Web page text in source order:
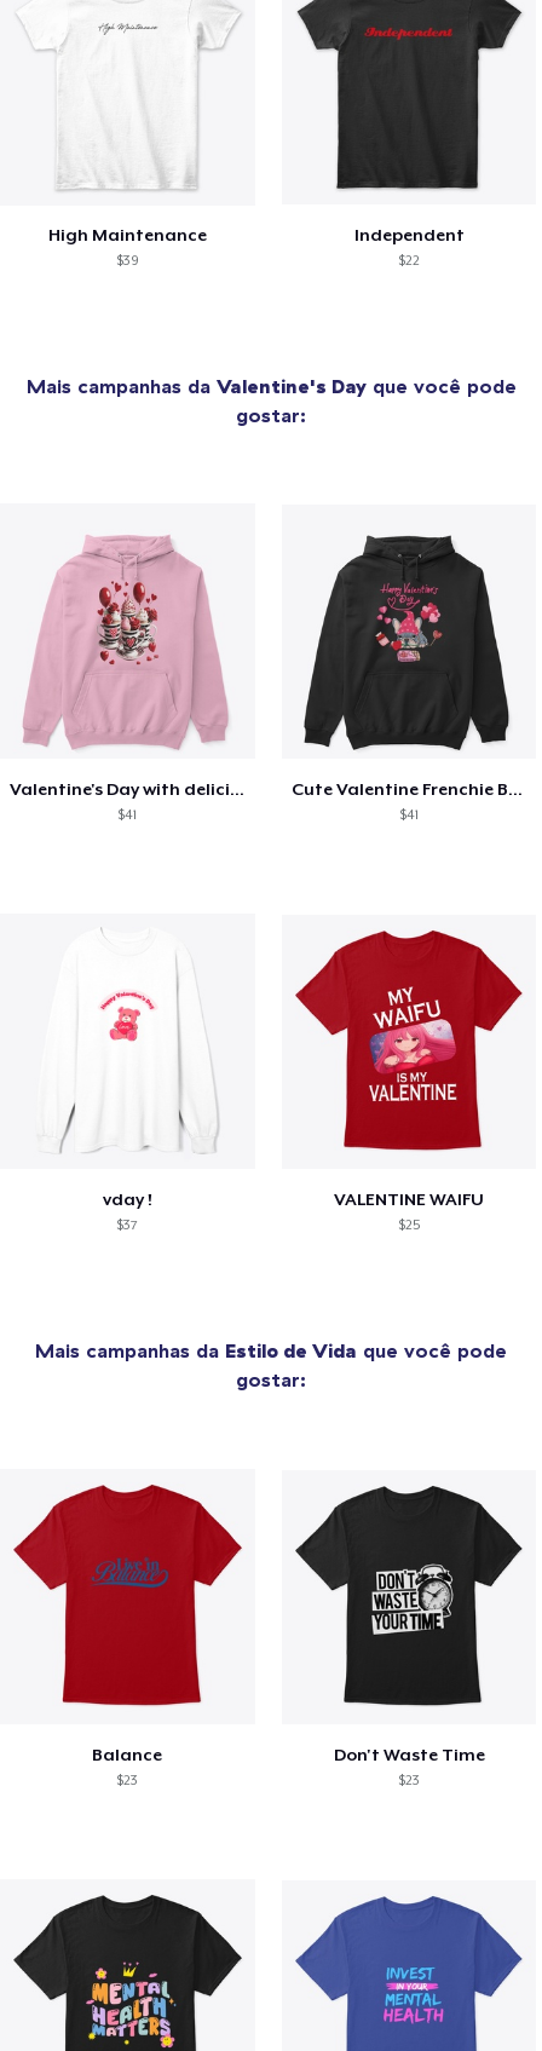
High Maintenance
$39
Independent
$22
Mais campanhas da Valentine's Dayque você pode
gostar:
Valentine's Day with delicious food
$41
Cute Valentine Frenchie Bulldog
$41
vday !
$37
VALENTINE WAIFU
$25
Mais campanhas da Estilo de Vida que você pode
gostar:
Balance
$23
Don't Waste Time
$23